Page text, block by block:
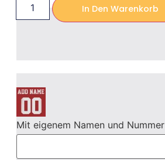
In Den Warenkorb
Mit eigenem Namen und Nummer